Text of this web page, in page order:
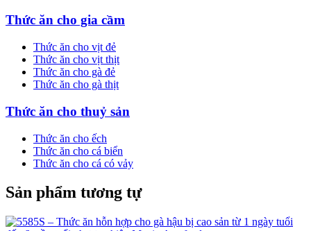
Thức ăn cho gia cầm
Thức ăn cho vịt đẻ
Thức ăn cho vịt thịt
Thức ăn cho gà đẻ
Thức ăn cho gà thịt
Thức ăn cho thuỷ sản
Thức ăn cho ếch
Thức ăn cho cá biển
Thức ăn cho cá có vảy
Sản phẩm tương tự